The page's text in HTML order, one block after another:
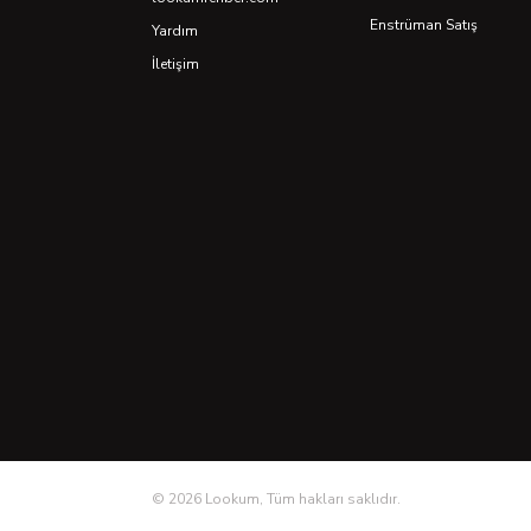
Yardım
İletişim
Enstrüman Satış
© 2026 Lookum, Tüm hakları saklıdır.